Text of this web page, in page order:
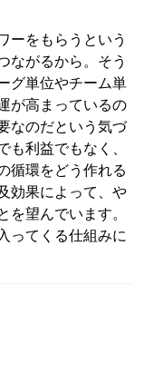
ーをもらうという
ながるから。そう
グ単位やチーム単
が高まっているの
なのだという気づ
も利益でもなく、
循環をどう作れる
効果によって、や
を望んでいます。
ってくる仕組みに